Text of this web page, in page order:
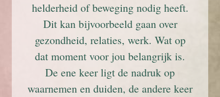
helderheid of beweging nodig heeft.
Dit kan bijvoorbeeld gaan over
gezondheid, relaties, werk. Wat op
dat moment voor jou belangrijk is.
De ene keer ligt de nadruk op
waarnemen en duiden, de andere keer